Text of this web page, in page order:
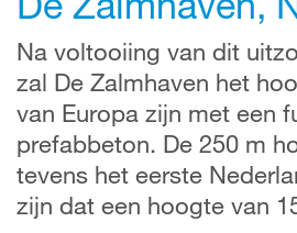
Na voltooiing van dit
zal De Zalmhaven het
van Europa zijn met een
prefabbeton. De 250 m
tevens het eerste
zijn dat een hoogte van